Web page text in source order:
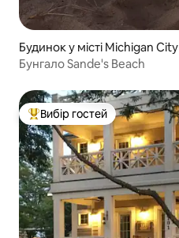
Будинок у місті Michigan City
Бунгало Sande's Beach
Топ вибір гостей
Вибір гостей